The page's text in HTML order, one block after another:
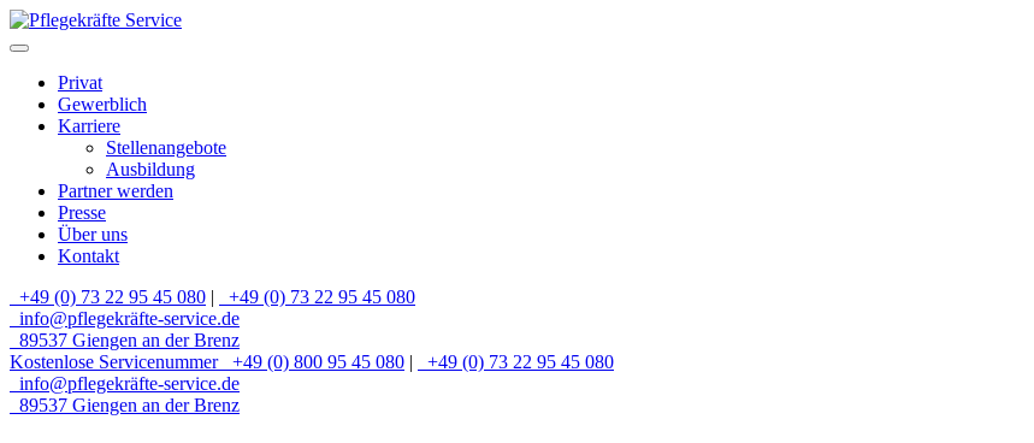
Privat
Gewerblich
Karriere
Stellenangebote
Ausbildung
Partner werden
Presse
Über uns
Kontakt
+49 (0) 73 22 95 45 080 |
+49 (0) 73 22 95 45 080
info@pflegekräfte-service.de
89537 Giengen an der Brenz
Kostenlose Servicenummer
+49 (0) 800 95 45 080 |
+49 (0) 73 22 95 45 080
info@pflegekräfte-service.de
89537 Giengen an der Brenz